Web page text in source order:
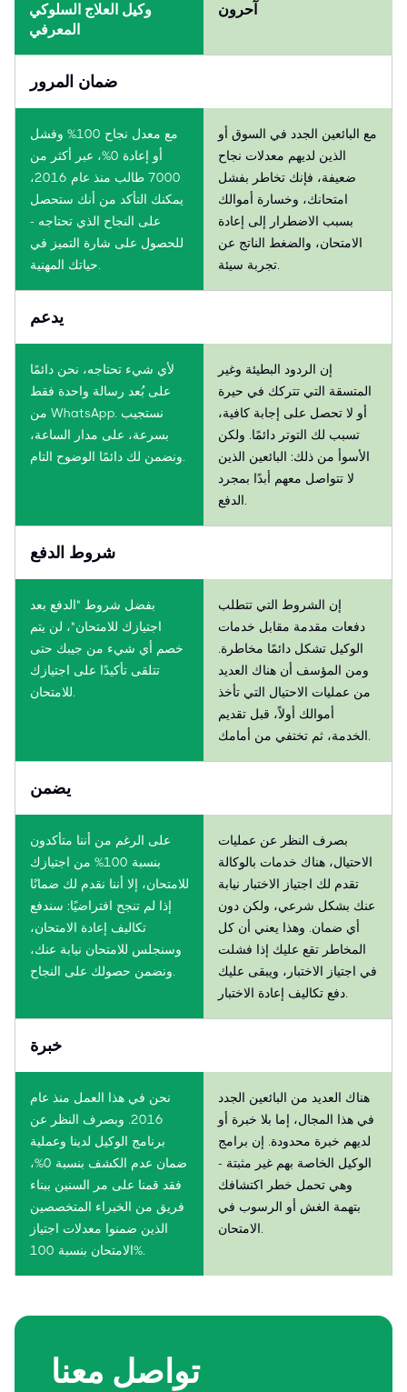
وكيل العلاج السلوكي
المعرفي
آحرون
ضمان المرور
مع معدل نجاح 100% وفشل
أو إعادة 0%، عبر أكثر من
7000 طالب منذ عام 2016،
يمكنك التأكد من أنك ستحصل
على النجاح الذي تحتاجه -
للحصول على شارة التميز في
مع البائعين الجدد في السوق أو
الذين لديهم معدلات نجاح
ضعيفة، فإنك تخاطر بفشل
امتحانك، وخسارة أموالك
بسبب الاضطرار إلى إعادة
الامتحان، والضغط الناتج عن
يدعم
لأي شيء تحتاجه، نحن دائمًا
على بُعد رسالة واحدة فقط
من WhatsApp. نستجيب
بسرعة، على مدار الساعة،
إن الردود البطيئة وغير
المتسقة التي تتركك في حيرة
أو لا تحصل على إجابة كافية،
تسبب لك التوتر دائمًا. ولكن
الأسوأ من ذلك: البائعين الذين
لا تتواصل معهم أبدًا بمجرد
شروط الدفع
بفضل شروط "الدفع بعد
اجتيازك للامتحان"، لن يتم
خصم أي شيء من جيبك حتى
تتلقى تأكيدًا على اجتيازك
إن الشروط التي تتطلب
دفعات مقدمة مقابل خدمات
الوكيل تشكل دائمًا مخاطرة.
ومن المؤسف أن هناك العديد
من عمليات الاحتيال التي تأخذ
أموالك أولاً، قبل تقديم
يضمن
على الرغم من أننا متأكدون
بنسبة 100% من اجتيازك
للامتحان، إلا أننا نقدم لك ضمانًا
إذا لم تنجح افتراضيًا: سندفع
تكاليف إعادة الامتحان،
وسنجلس للامتحان نيابة عنك،
بصرف النظر عن عمليات
الاحتيال، هناك خدمات بالوكالة
تقدم لك اجتياز الاختبار نيابة
عنك بشكل شرعي، ولكن دون
أي ضمان. وهذا يعني أن كل
المخاطر تقع عليك إذا فشلت
في اجتياز الاختبار، ويبقى عليك
خبرة
نحن في هذا العمل منذ عام
2016. وبصرف النظر عن
برنامج الوكيل لدينا وعملية
ضمان عدم الكشف بنسبة 0%،
فقد قمنا على مر السنين ببناء
فريق من الخبراء المتخصصين
الذين ضمنوا معدلات اجتياز
الامتحان بنسبة 100%.
هناك العديد من البائعين الجدد
في هذا المجال، إما بلا خبرة أو
لديهم خبرة محدودة. إن برامج
الوكيل الخاصة بهم غير مثبتة -
وهي تحمل خطر اكتشافك
بتهمة الغش أو الرسوب في
تواصل معنا